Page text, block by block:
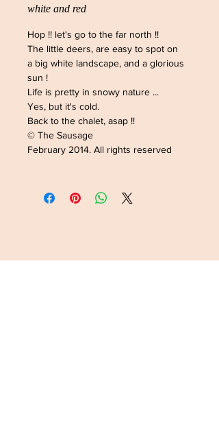
white and red
Hop !! let's go to the far north !!
The little deers, are easy to spot on
a big white landscape, and a glorious
sun !
Life is pretty in snowy nature ...
Yes, but it's cold.
Back to the chalet, asap !!
© The Sausage
February 2014. All rights reserved